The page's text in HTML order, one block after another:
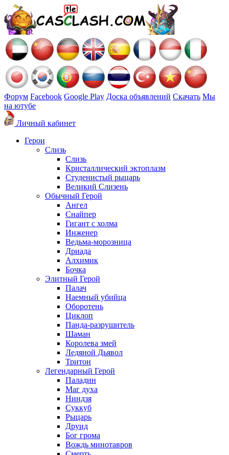
Форум Facebook Google Play Доска объявлений Скачать Мы
на ютубе
Личный кабинет
Герои
Слизь
Слизь
Кристаллический эктоплазм
Студенистый рыцарь
Великий Слизень
Обычный Герой
Ангел
Снайпер
Гигант с холма
Инженер
Ведьма-морозница
Дриада
Алхимик
Бочка
Элитный Герой
Палач
Наемный убийца
Оборотень
Циклоп
Панда-разрушитель
Шаман
Королева змей
Ледяной Дьявол
Тритон
Легендарный Герой
Паладин
Маг духа
Ниндзя
Суккуб
Рыцарь
Друид
Бог грома
Вождь минотавров